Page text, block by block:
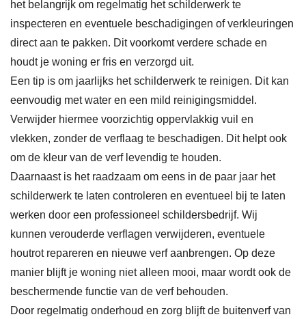
het belangrijk om regelmatig het schilderwerk te
inspecteren en eventuele beschadigingen of verkleuringen
direct aan te pakken. Dit voorkomt verdere schade en
houdt je woning er fris en verzorgd uit.
Een tip is om jaarlijks het schilderwerk te reinigen. Dit kan
eenvoudig met water en een mild reinigingsmiddel.
Verwijder hiermee voorzichtig oppervlakkig vuil en
vlekken, zonder de verflaag te beschadigen. Dit helpt ook
om de kleur van de verf levendig te houden.
Daarnaast is het raadzaam om eens in de paar jaar het
schilderwerk te laten controleren en eventueel bij te laten
werken door een professioneel schildersbedrijf. Wij
kunnen verouderde verflagen verwijderen, eventuele
houtrot repareren en nieuwe verf aanbrengen. Op deze
manier blijft je woning niet alleen mooi, maar wordt ook de
beschermende functie van de verf behouden.
Door regelmatig onderhoud en zorg blijft de buitenverf van